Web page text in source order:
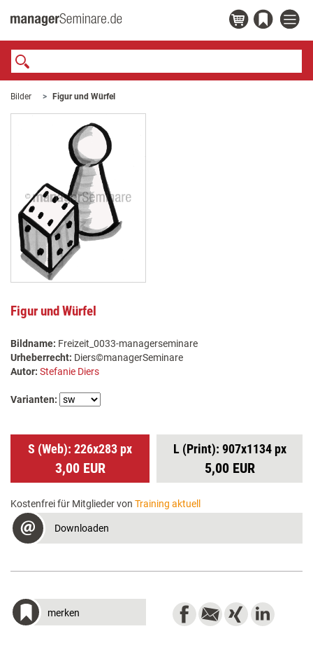
Bilder Figur und Würfel
Figur und Würfel
Bildname: Freizeit_0033-managerseminare
Urheberrecht: Diers©managerSeminare
Autor: Stefanie Diers
Varianten:
S (Web): 226x283 px
3,00 EUR
L (Print): 907x1134 px
5,00 EUR
Kostenfrei für Mitglieder von Training aktuell
Downloaden
merken